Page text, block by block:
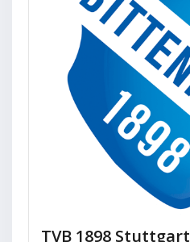
TVB 1898 Stuttgart